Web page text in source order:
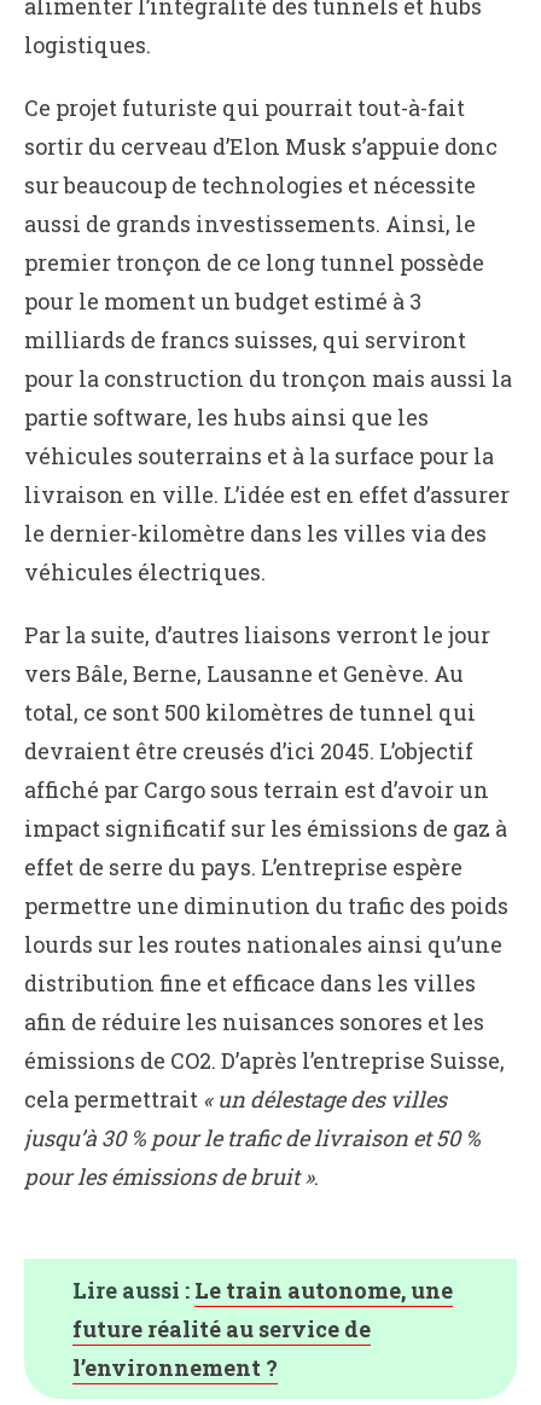
logistiques.
Ce projet futuriste qui pourrait tout-à-fait
sortir du cerveau d’Elon Musk s’appuie donc
sur beaucoup de technologies et nécessite
aussi de grands investissements. Ainsi, le
premier tronçon de ce long tunnel possède
pour le moment un budget estimé à 3
milliards de francs suisses, qui serviront
pour la construction du tronçon mais aussi la
partie software, les hubs ainsi que les
véhicules souterrains et à la surface pour la
livraison en ville. L’idée est en effet d’assurer
le dernier-kilomètre dans les villes via des
véhicules électriques.
Par la suite, d’autres liaisons verront le jour
vers Bâle, Berne, Lausanne et Genève. Au
total, ce sont 500 kilomètres de tunnel qui
devraient être creusés d’ici 2045. L’objectif
affiché par Cargo sous terrain est d’avoir un
impact significatif sur les émissions de gaz à
effet de serre du pays. L’entreprise espère
permettre une diminution du trafic des poids
lourds sur les routes nationales ainsi qu’une
distribution fine et efficace dans les villes
afin de réduire les nuisances sonores et les
émissions de CO2. D’après l’entreprise Suisse,
cela permettrait « un délestage des villes
jusqu’à 30 % pour le trafic de livraison et 50 %
pour les émissions de bruit ».
Lire aussi : Le train autonome, une
future réalité au service de
l’environnement ?